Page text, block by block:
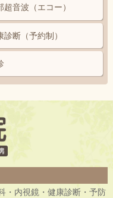
超音波 （エコー）
診断（予約制）
・内視鏡・健康診断・予防